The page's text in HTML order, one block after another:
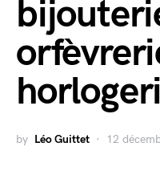
by Léo Guittet 12